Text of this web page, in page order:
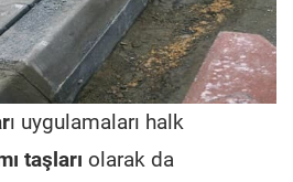
ı uygulamaları halk
taşları olarak da